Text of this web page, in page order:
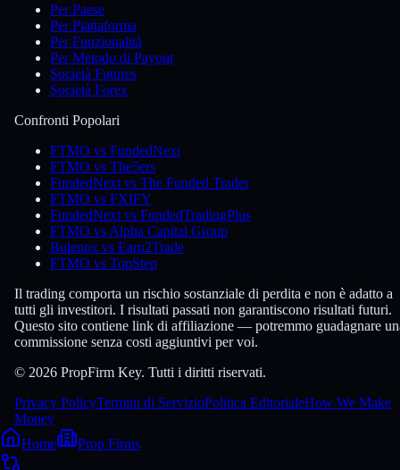
Per Paese
Per Piattaforma
Per Funzionalità
Per Metodo di Payout
Società Futures
Società Forex
Confronti Popolari
FTMO vs FundedNext
FTMO vs The5ers
FundedNext vs The Funded Trader
FTMO vs FXIFY
FundedNext vs FundedTradingPlus
FTMO vs Alpha Capital Group
Bulenox vs Earn2Trade
FTMO vs TopStep
Il trading comporta un rischio sostanziale di perdita e non è adatto a
tutti gli investitori. I risultati passati non garantiscono risultati futuri.
Questo sito contiene link di affiliazione — potremmo guadagnare
commissione senza costi aggiuntivi per voi.
© 2026 PropFirm Key. Tutti i diritti riservati.
Privacy PolicyTermini di ServizioPolitica EditorialeHow We Make
Money
Home
Prop Firms